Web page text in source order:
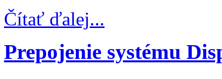
Čítať ďalej...
Prepojenie systému